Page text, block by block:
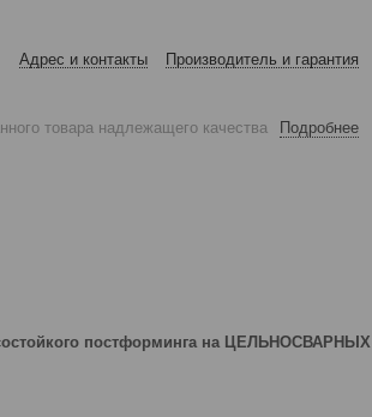
Адрес и контакты Производитель и гарантия
товара надлежащего качества Подробнее
постформинга на ЦЕЛЬНОСВАРНЫХ